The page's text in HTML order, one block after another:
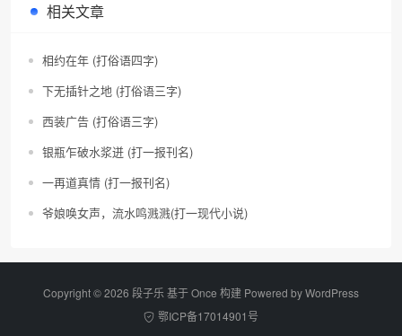
相关文章
相约在年 (打俗语四字)
下无插针之地 (打俗语三字)
西装广告 (打俗语三字)
银瓶乍破水浆迸 (打一报刊名)
一再道真情 (打一报刊名)
爷娘唤女声，流水鸣溅溅(打一现代小说)
Copyright © 2026 段子乐 基于 Once 构建 Powered byWordPress
鄂ICP备17014901号